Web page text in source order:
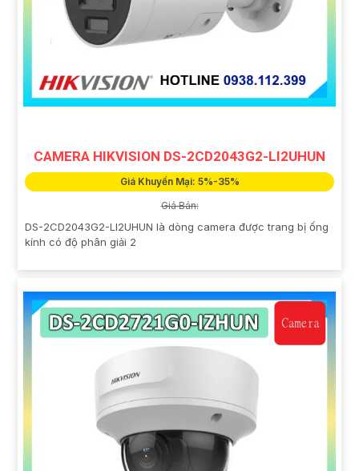
CAMERA HIKVISION DS-2CD2043G2-LI2UHUN
Giá Khuyến Mại: 5%-35%
Giá Bán:
DS-2CD2043G2-LI2UHUN là dòng camera được trang bị ống
kính có độ phân giải 2